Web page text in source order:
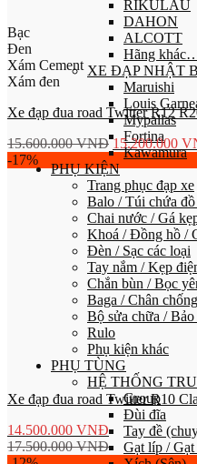
RIKULAU
DAHON
ALCOTT
Hãng
XE ĐẠP NHẬT
Maruishi
Louis
Mypallas
Fortina
Kawamura
PHỤ KIỆN
Trang phục đạp xe
Balo / Túi chứa đồ
Chai nước / Gá
Khoá / Đồng hồ /
Đèn / Sạc các loại
Tay nắm / Kẹp
Chắn bùn / Bọc
Baga / Chân
Bộ sửa chữa /
Rulo
Phụ kiện khác
PHỤ TÙNG
HỆ THỐNG
Group
Đùi đĩa
Tay đề
Gạt líp / Gạt
Bạc
Đen
Xám Cement
Xám đen
Xe đạp đua road Twitter R12
15.600.000VNĐ 15.200.000
-17%
Xe đạp đua road Twitter R10
14.500.000 VNĐ
17.500.000VNĐ